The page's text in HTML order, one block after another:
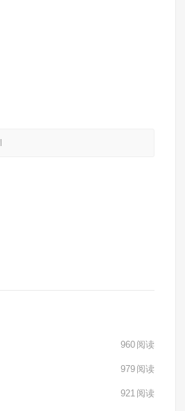
960 阅读
979 阅读
921 阅读